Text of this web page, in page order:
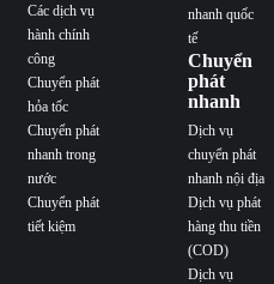
Các dịch vụ
hành chính
công
Chuyển phát
hỏa tốc
Chuyển phát
nhanh trong
nước
Chuyển phát
tiết kiệm
nhanh quốc
tế
Chuyển
phát
nhanh
Dịch vụ
chuyển phát
nhanh nội địa
Dịch vụ phát
hàng thu tiền
(COD)
Dịch vụ